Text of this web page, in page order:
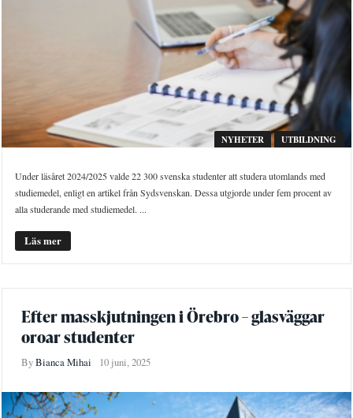
NYHETER UTBILDNING
Under läsåret 2024/2025 valde 22 300 svenska studenter att studera utomlands med
studiemedel, enligt en artikel från Sydsvenskan. Dessa utgjorde under fem procent av
alla studerande med studiemedel. ...
Läs mer
Efter masskjutningen i Örebro – glasväggar
oroar studenter
ByBianca Mihai 10 juni, 2025